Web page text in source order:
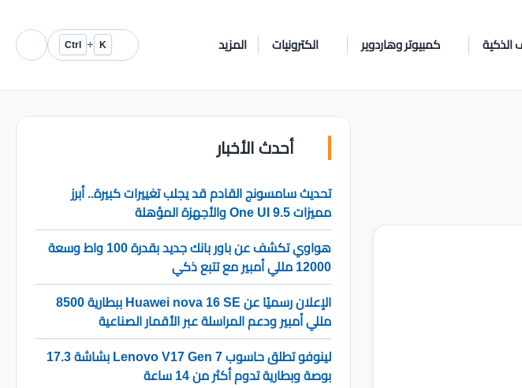
الذكية كمبيوتر وهاردوير الكترونيات المزيد K
+
Ctrl
أحدث الأخبار
تحديث سامسونج القادم قد يجلب تغييرات كبيرة.. أبرز
مميزات One UI 9.5 والأجهزة المؤهلة
هواوي تكشف عن باور بانك جديد بقدرة 100 واط وسعة
12000 مللي أمبير مع تتبع ذكي
الإعلان رسميًا عن Huawei nova 16 SE ببطارية 8500
مللي أمبير ودعم المراسلة عبر الأقمار الصناعية
لينوفو تطلق حاسوب Lenovo V17 Gen 7 بشاشة 17.3
بوصة وبطارية تدوم أكثر من 14 ساعة